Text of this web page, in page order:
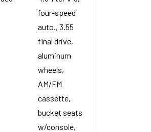
four-speed
auto., 3.55
final drive,
aluminum
wheels,
AM/FM
cassette,
bucket seats
w/console,